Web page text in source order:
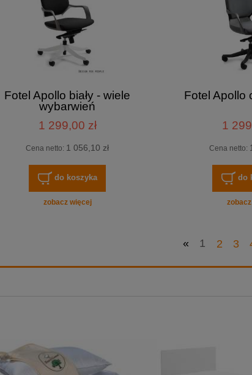
Fotel Apollo biały - wiele
wybarwień
1 299,00 zł
Cena netto: 1 056,10 zł
do koszyka
zobacz więcej
Fotel Apollo
1
Cena netto:
do
« 1 2 3